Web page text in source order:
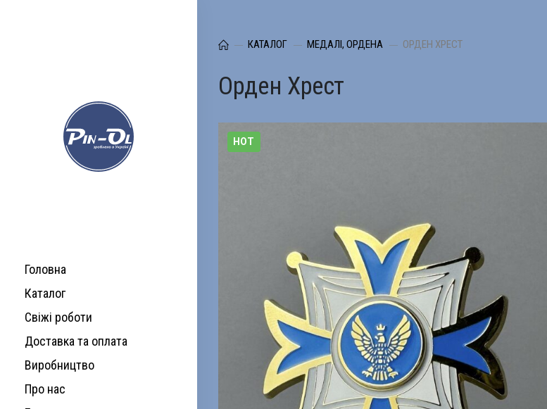
Головна
Каталог
Свіжі роботи
Доставка та оплата
Виробництво
Про нас
КАТАЛОГ МЕДАЛІ, ОРДЕНА ОРДЕН ХРЕСТ
Орден Хрест
HOT